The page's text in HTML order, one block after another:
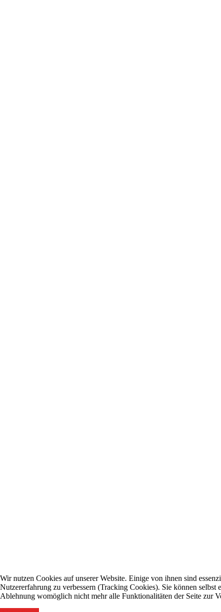
Wir nutzen Cookies auf unserer Website. Einige von ihnen sind
Nutzererfahrung zu verbessern (Tracking Cookies). Sie können selbst
Ablehnung womöglich nicht mehr alle Funktionalitäten der Seite zur